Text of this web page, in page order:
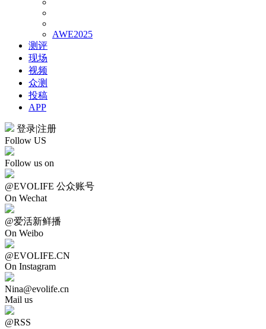
AWE2025
测评
现场
视频
众测
投稿
APP
登录|注册
Follow US
Follow us on
@EVOLIFE 公众账号
On Wechat
@爱活新鲜播
On Weibo
@EVOLIFE.CN
On Instagram
Nina@evolife.cn
Mail us
@RSS